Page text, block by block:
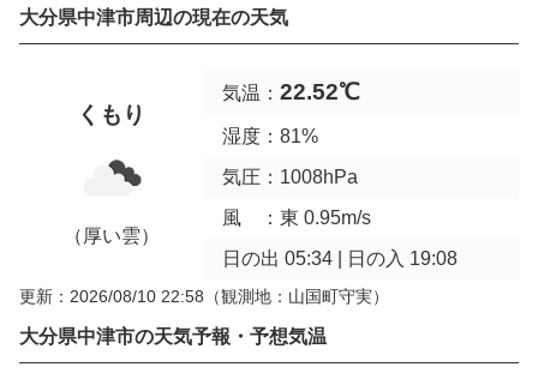
大分県中津市周辺の現在の天気
くもり
（厚い雲）
気温： 22.52℃
湿度：81%
気圧：1008hPa
風 ：東 0.95m/s
日の出 05:34 | 日の入 19:08
更新：2026/08/10 22:58 （観測地：山国町守実）
大分県中津市の天気予報・予想気温